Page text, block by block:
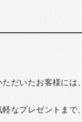
だいたお客様に
なプレゼントま